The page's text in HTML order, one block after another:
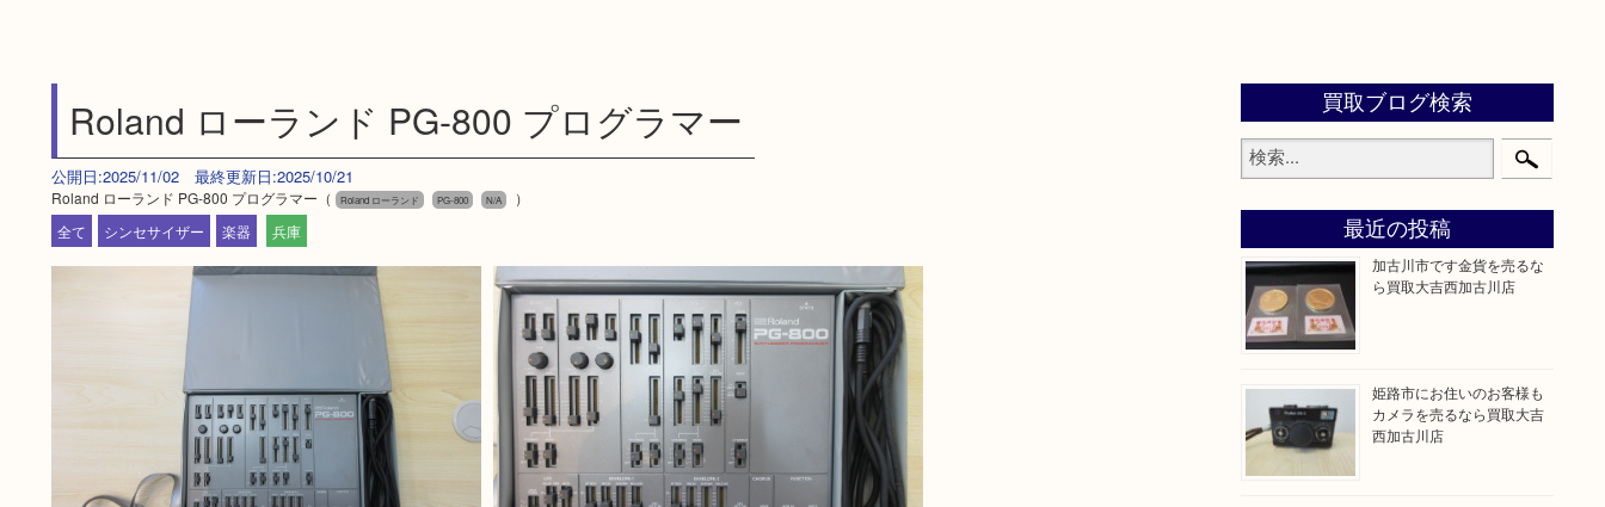
Roland ローランド PG-800 プログラマー
公開日:2025/11/02 最終更新日:2025/10/21
Roland ローランド PG-800 プログラマー（ Roland ローランド PG-800 N/A
）
全て
シンセサイザー 楽器 兵庫
買取ブログ検索
最近の投稿
加古川市です金貨を売るな
ら買取大吉西加古川店
姫路市にお住いのお客様も
カメラを売るなら買取大吉
西加古川店